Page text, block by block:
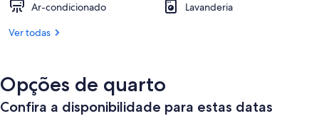
Ar-condicionado
Lavanderia
Ver todas
Opções de quarto
Confira a disponibilidade para estas datas